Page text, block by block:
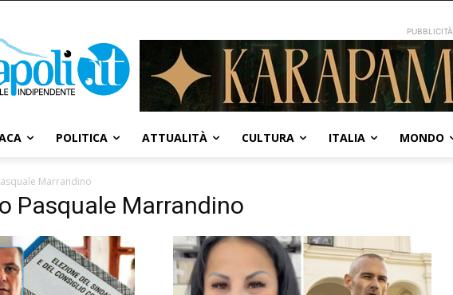
PUBBLICITÀ
POLITICA ATTUALITÀ CULTURA ITALIA MONDO
Marrandino
Pasquale Marrandino